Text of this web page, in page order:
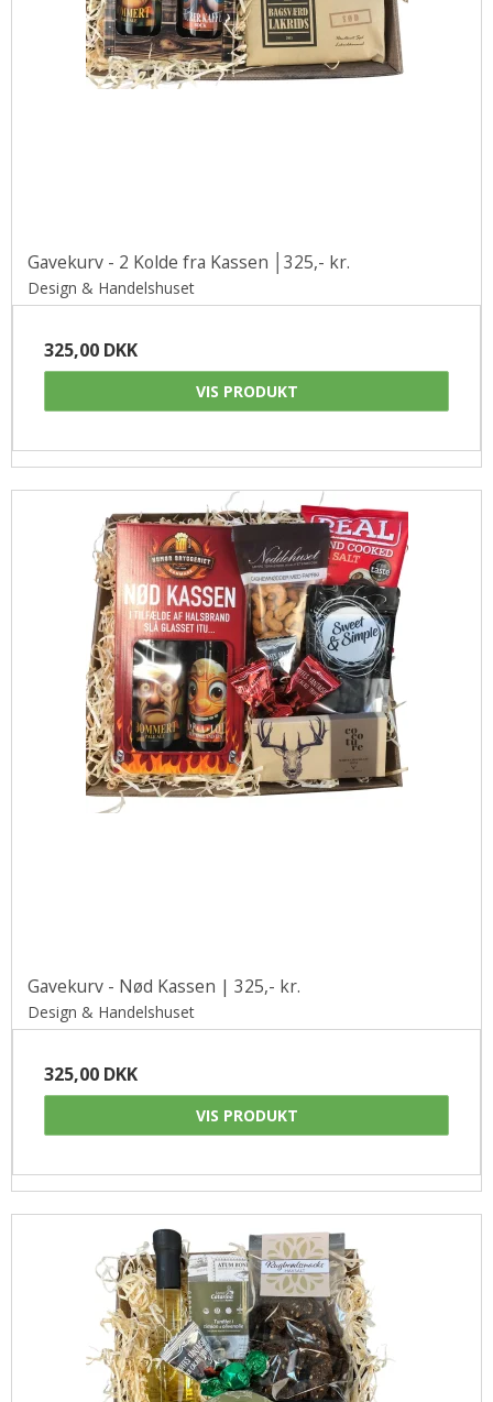
Gavekurv - 2 Kolde fra Kassen │325,- kr.
Design & Handelshuset
325,00 DKK
VIS PRODUKT
Gavekurv - Nød Kassen | 325,- kr.
Design & Handelshuset
325,00 DKK
VIS PRODUKT